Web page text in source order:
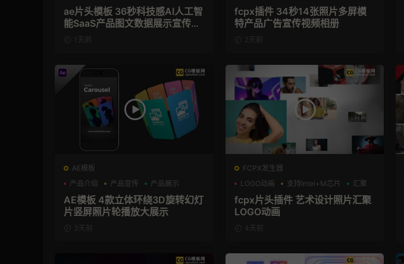
ae片头模板 36秒科技感AI人工智
能SaaS产品图文数据展示宣传视
频AE模板
1天前
fcpx插件 34秒14张照片多屏模
特产品广告宣传视频相册
2天前
AE模板
产品介绍
产品宣传 产品展示
AE模板 4款立体环绕3D旋转幻灯
片竖屏照片轮播放大展示
3天前
FCPX发生器
LOGO动画
支持Intel+M芯片 汇聚
fcpx片头插件 艺术设计照片汇聚
LOGO动画
4天前